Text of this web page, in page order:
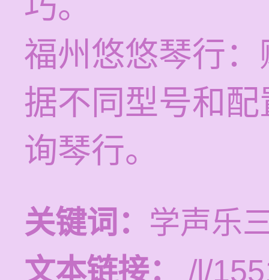
福州悠悠琴行
据不同型号和
询琴行。
关键词： 学声乐
文本链接：
/l/